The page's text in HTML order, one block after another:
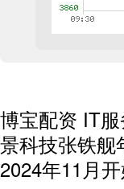
博宝配资 IT
景科技张铁舰
2024年11月